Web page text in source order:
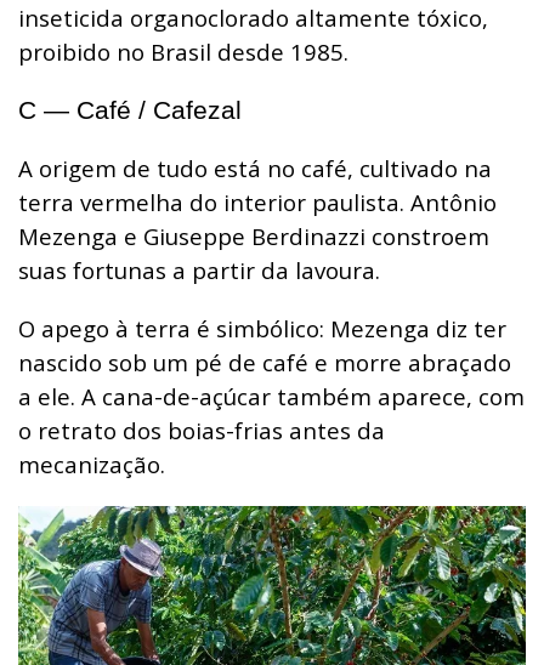
inseticida organoclorado altamente tóxico,
proibido no Brasil desde 1985.
C — Café / Cafezal
A origem de tudo está no café, cultivado na
terra vermelha do interior paulista. Antônio
Mezenga e Giuseppe Berdinazzi constroem
suas fortunas a partir da lavoura.
O apego à terra é simbólico: Mezenga diz ter
nascido sob um pé de café e morre abraçado
a ele. A cana-de-açúcar também aparece, com
o retrato dos boias-frias antes da
mecanização.